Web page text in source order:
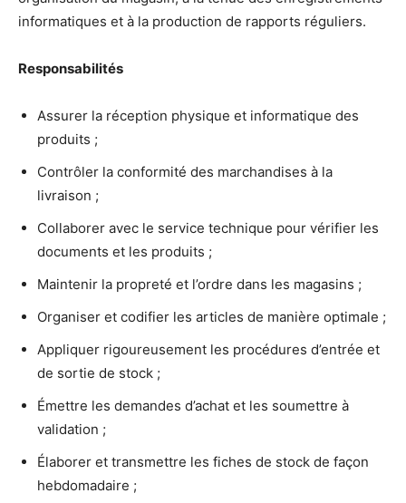
informatiques et à la production de rapports réguliers.
Responsabilités
Assurer la réception physique et informatique des
produits ;
Contrôler la conformité des marchandises à la
livraison ;
Collaborer avec le service technique pour vérifier les
documents et les produits ;
Maintenir la propreté et l’ordre dans les magasins ;
Organiser et codifier les articles de manière optimale ;
Appliquer rigoureusement les procédures d’entrée et
de sortie de stock ;
Émettre les demandes d’achat et les soumettre à
validation ;
Élaborer et transmettre les fiches de stock de façon
hebdomadaire ;